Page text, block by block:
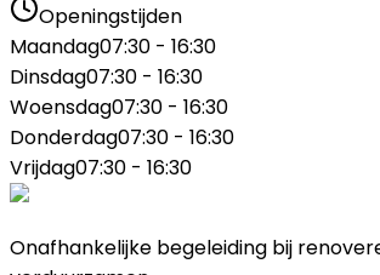
Openingstijden
Maandag07:30 - 16:30
Dinsdag07:30 - 16:30
Woensdag07:30 - 16:30
Donderdag07:30 - 16:30
Vrijdag07:30 - 16:30
Onafhankelijke begeleiding bij